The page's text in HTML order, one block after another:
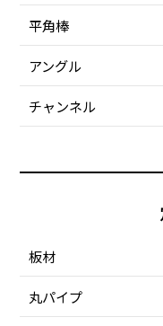
平角棒
アングル
チャンネル
板材
丸パイプ